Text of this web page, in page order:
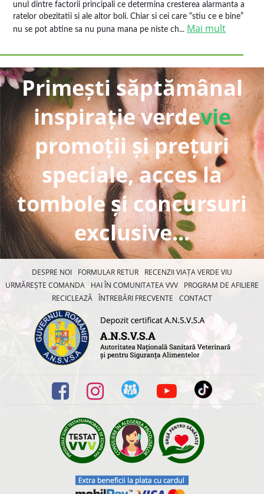
unul dintre factorii principali ce determina cresterea alarmanta a
ratelor obezitatii si ale altor boli. Chiar si cei care “stiu ce e bine”
nu se pot abtine sa nu puna mana pe niste ch... Mai mult
Primești săptămânal
inspirație verdevie
promoții și prețuri
speciale, acces la
tombole și concursuri
exclusive...
DESPRE NOI FORMULAR RETUR
RECENZII VIAȚA VERDE VIU
URMĂREȘTE COMANDA
HAI ÎN COMUNITATEA VVV
PROGRAM DE AFILIERE
RECICLEAZĂ ÎNTREBĂRI FRECVENTE CONTACT